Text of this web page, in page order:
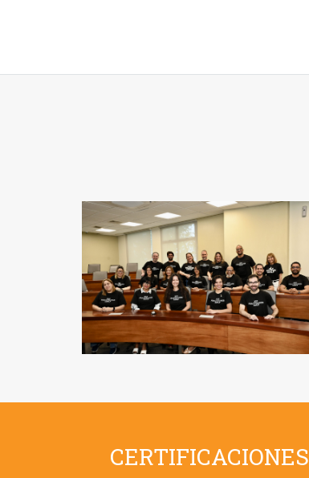
CERTIFICACIONES